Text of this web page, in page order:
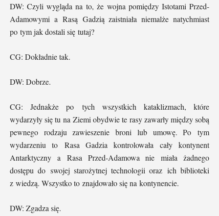
DW: Czyli wygląda na to, że wojna pomiędzy Istotami Przed-
Adamowymi a Rasą Gadzią zaistniała niemalże natychmiast
po tym jak dostali się tutaj?
CG: Dokładnie tak.
DW: Dobrze.
CG: Jednakże po tych wszystkich kataklizmach, które
wydarzyły się tu na Ziemi obydwie te rasy zawarły między sobą
pewnego rodzaju zawieszenie broni lub umowę. Po tym
wydarzeniu to Rasa Gadzia kontrolowała cały kontynent
Antarktyczny a Rasa Przed-Adamowa nie miała żadnego
dostępu do swojej starożytnej technologii oraz ich biblioteki
z wiedzą. Wszystko to znajdowało się na kontynencie.
DW: Zgadza się.